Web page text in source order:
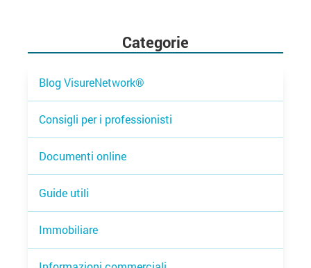
Categorie
Blog VisureNetwork®
Consigli per i professionisti
Documenti online
Guide utili
Immobiliare